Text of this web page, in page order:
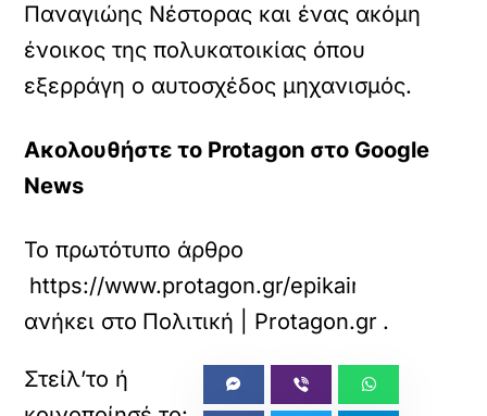
Παναγιώης Νέστορας και ένας ακόμη
ένοικος της πολυκατοικίας όπου
εξερράγη ο αυτοσχέδος μηχανισμός.
Ακολουθήστε το Protagon στο Google
News
Το πρωτότυπο άρθρο
https://www.protagon.gr/epikairotita/den-
ανήκει στο Πολιτική | Protagon.gr .